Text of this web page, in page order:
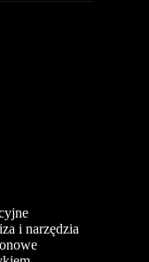
i narzędzia